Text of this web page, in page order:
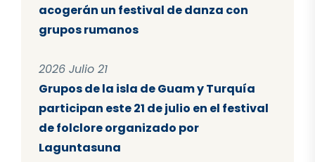
acogerán un festival de danza con
grupos rumanos
2026 Julio 21
Grupos de la isla de Guam y Turquía
participan este 21 de julio en el festival
de folclore organizado por
Laguntasuna